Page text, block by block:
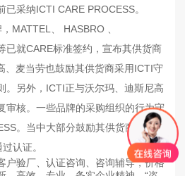
采纳ICTI CARE PROCESS。
、 HASBRO 、
已就CARE标准签约，宣布其供货商
、麦当劳也鼓励其供货商采用ICTI守
。另外，ICTI正与沃尔玛、迪斯尼高
审核。一些品牌的采购组织的行为守
。当中大部分鼓励其供货商在
认证。
户验厂、认证咨询、咨询辅导，价格